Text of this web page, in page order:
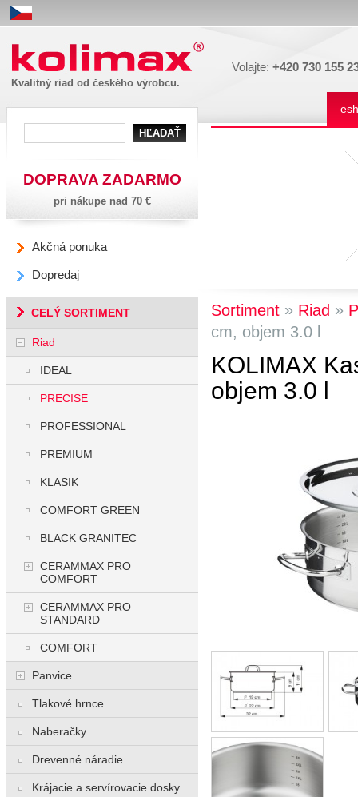
Kolimax
Sortiment » Riad »
cm, objem 3.0 l
KOLIMAX
objem 3.0 l
DOPRAVA ZADARMO
pri nákupe nad 70 €
Akčná ponuka
Dopredaj
CELÝ SORTIMENT
Riad
IDEAL
PRECISE
PROFESSIONAL
PREMIUM
KLASIK
COMFORT GREEN
BLACK GRANITEC
CERAMMAX PRO
COMFORT
CERAMMAX PRO
STANDARD
COMFORT
Panvice
Tlakové hrnce
Naberačky
Drevenné náradie
Krájacie a servírovacie dosky
Kvalitný riad od českého výrobcu.
Volajte: +420 730 155